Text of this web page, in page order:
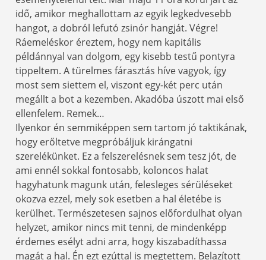
idő, amikor meghallottam az egyik legkedvesebb
hangot, a dobról lefutó zsinór hangját. Végre!
Ráemeléskor éreztem, hogy nem kapitális
példánnyal van dolgom, egy kisebb testű pontyra
tippeltem. A türelmes fárasztás híve vagyok, így
most sem siettem el, viszont egy-két perc után
megállt a bot a kezemben. Akadóba úszott mai első
ellenfelem. Remek…
Ilyenkor én semmiképpen sem tartom jó taktikának,
hogy erőltetve megpróbáljuk kirángatni
szerelékünket. Ez a felszerelésnek sem tesz jót, de
ami ennél sokkal fontosabb, koloncos halat
hagyhatunk magunk után, felesleges sérüléseket
okozva ezzel, mely sok esetben a hal életébe is
kerülhet. Természetesen sajnos előfordulhat olyan
helyzet, amikor nincs mit tenni, de mindenképp
érdemes esélyt adni arra, hogy kiszabadíthassa
magát a hal. Én ezt ezúttal is megtettem. Belazított